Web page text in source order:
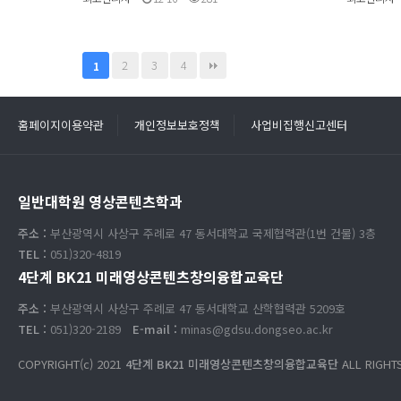
1 2 3 4
홈페이지이용약관 개인정보보호정책 사업비집행신고센터
일반대학원 영상콘텐츠학과
주소 : 부산광역시 사상구 주례로 47 동서대학교 국제협력관(1번 건물) 3층
TEL : 051)320-4819
4단계 BK21 미래영상콘텐츠창의융합교육단
주소 : 부산광역시 사상구 주례로 47 동서대학교 산학협력관 5209호
TEL : 051)320-2189 E-mail : minas@gdsu.dongseo.ac.kr
COPYRIGHT(c) 2021 4단계 BK21 미래영상콘텐츠창의융합교육단 ALL